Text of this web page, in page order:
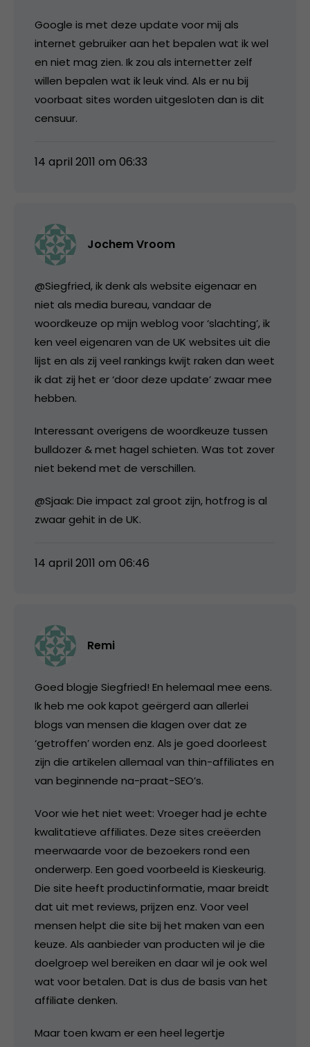
Google is met deze update voor mij als
internet gebruiker aan het bepalen wat ik wel
en niet mag zien. Ik zou als internetter zelf
willen bepalen wat ik leuk vind. Als er nu bij
voorbaat sites worden uitgesloten dan is dit
censuur.
14 april 2011 om 06:33
Jochem Vroom
@Siegfried, ik denk als website eigenaar en
niet als media bureau, vandaar de
woordkeuze op mijn weblog voor ‘slachting’, ik
ken veel eigenaren van de UK websites uit die
lijst en als zij veel rankings kwijt raken dan weet
ik dat zij het er ‘door deze update’ zwaar mee
hebben.
Interessant overigens de woordkeuze tussen
bulldozer & met hagel schieten. Was tot zover
niet bekend met de verschillen.
@Sjaak: Die impact zal groot zijn, hotfrog is al
zwaar gehit in de UK.
14 april 2011 om 06:46
Remi
Goed blogje Siegfried! En helemaal mee eens.
Ik heb me ook kapot geërgerd aan allerlei
blogs van mensen die klagen over dat ze
‘getroffen’ worden enz. Als je goed doorleest
zijn die artikelen allemaal van thin-affiliates en
van beginnende na-praat-SEO’s.
Voor wie het niet weet: Vroeger had je echte
kwalitatieve affiliates. Deze sites creëerden
meerwaarde voor de bezoekers rond een
onderwerp. Een goed voorbeeld is Kieskeurig.
Die site heeft productinformatie, maar breidt
dat uit met reviews, prijzen enz. Voor veel
mensen helpt die site bij het maken van een
keuze. Als aanbieder van producten wil je die
doelgroep wel bereiken en daar wil je ook wel
wat voor betalen. Dat is dus de basis van het
affiliate denken.
Maar toen kwam er een heel legertje